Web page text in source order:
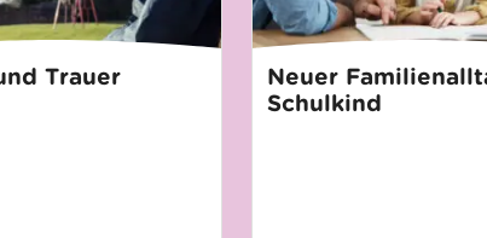
Trauer
Neuer
Schulkind